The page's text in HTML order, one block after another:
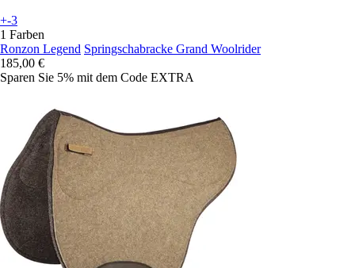
+-3
1 Farben
Ronzon Legend Springschabracke Grand Woolrider
185,00 €
Sparen Sie 5% mit dem Code EXTRA